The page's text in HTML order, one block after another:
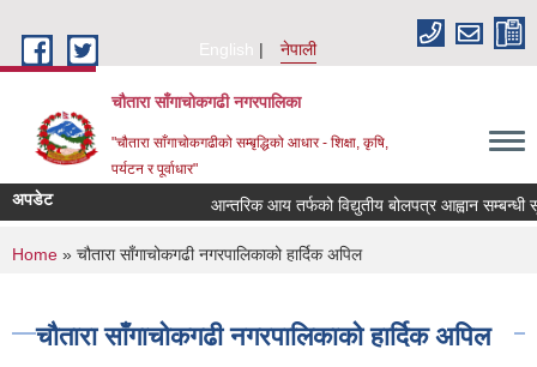
English
नेपाली
चौतारा साँगाचोकगढी नगरपालिका
"चौतारा साँगाचोकगढीको सम्बृद्धिको आधार - शिक्षा, कृषि,
पर्यटन र पूर्वाधार"
अपडेट आन्तरिक आय तर्फको विद्युतीय बोलपत्र आह्वान सम्बन्धी
You are here
Home » चौतारा साँगाचोकगढी नगरपालिकाको हार्दिक अपिल
चौतारा साँगाचोकगढी नगरपालिकाको हार्दिक अपिल